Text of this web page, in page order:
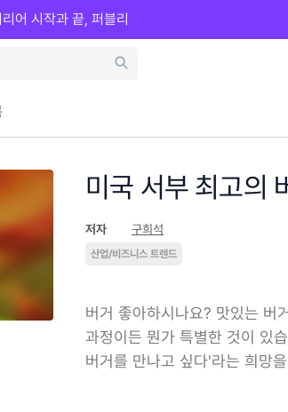
어 시작과 끝, 퍼블리
미국 서부 최고의
저자 구희석
산업/비즈니스 트렌드
버거 좋아하시나요? 맛있는 버
과정이든 뭔가 특별한 것이 있
버거를 만나고 싶다'라는 희망